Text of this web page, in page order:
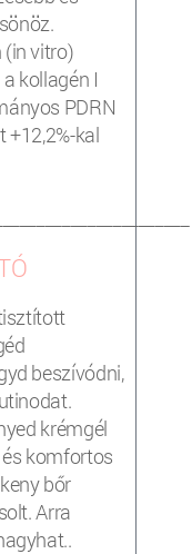
vitro)
kollagén I
PDRN
+12,2%-kal
beszívódni,
krémgél
komfortos
bőr
Arra